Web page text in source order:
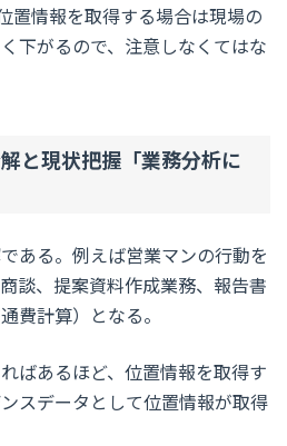
置情報を取得する場合は現場の
下がるので、注意しなくてはな
と現状把握「業務分析に
ある。例えば営業マンの行動を
談、提案資料作成業務、報告書
費計算）となる。
ばあるほど、位置情報を取得す
スデータとして位置情報が取得